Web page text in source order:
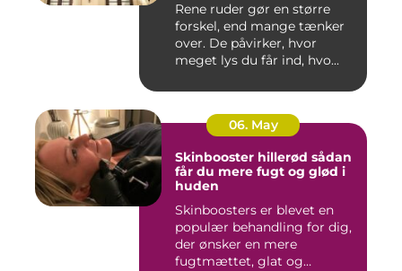
Rene ruder gør en større
forskel, end mange tænker
over. De påvirker, hvor
meget lys du får ind, hvo...
06. May
Skinbooster hillerød sådan
får du mere fugt og glød i
huden
Skinboosters er blevet en
populær behandling for dig,
der ønsker en mere
fugtmættet, glat og